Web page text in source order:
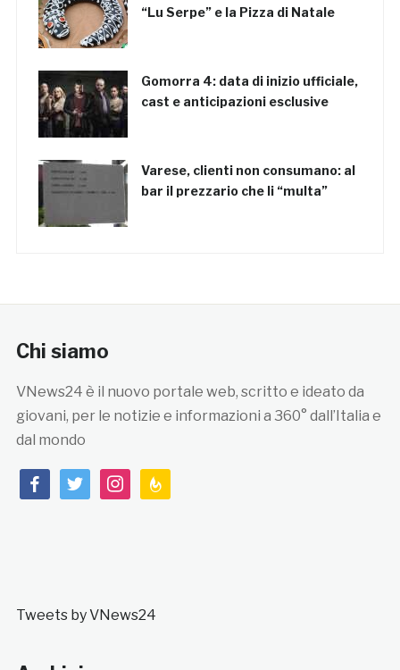
“Lu Serpe” e la Pizza di Natale
Gomorra 4: data di inizio ufficiale,
cast e anticipazioni esclusive
Varese, clienti non consumano: al
bar il prezzario che li “multa”
Chi siamo
VNews24 è il nuovo portale web, scritto e ideato da
giovani, per le notizie e informazioni a 360° dall’Italia e
dal mondo
facebooktwitterinstagramfeedburner
Tweets by VNews24